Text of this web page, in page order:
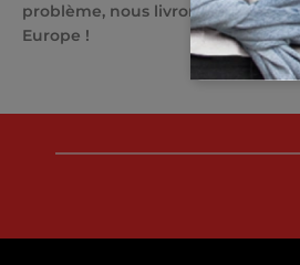
problème, nous livrons partout en
Europe !